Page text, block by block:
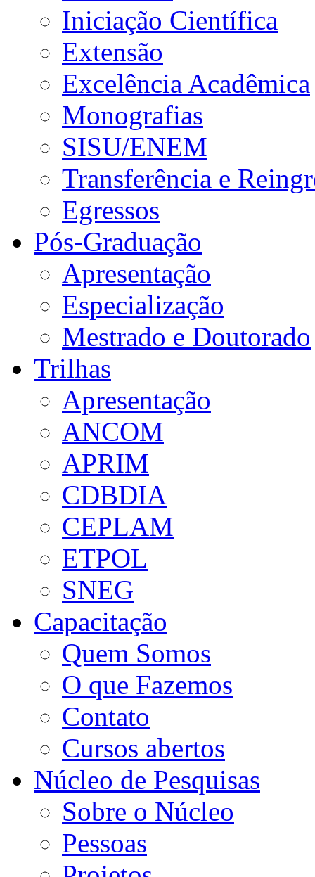
Iniciação Científica
Extensão
Excelência Acadêmica
Monografias
SISU/ENEM
Transferência e
Egressos
Pós-Graduação
Apresentação
Especialização
Mestrado e Doutorado
Trilhas
Apresentação
ANCOM
APRIM
CDBDIA
CEPLAM
ETPOL
SNEG
Capacitação
Quem Somos
O que Fazemos
Contato
Cursos abertos
Núcleo de Pesquisas
Sobre o Núcleo
Pessoas